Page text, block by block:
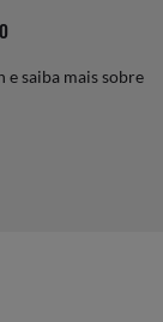
e saiba mais sobre